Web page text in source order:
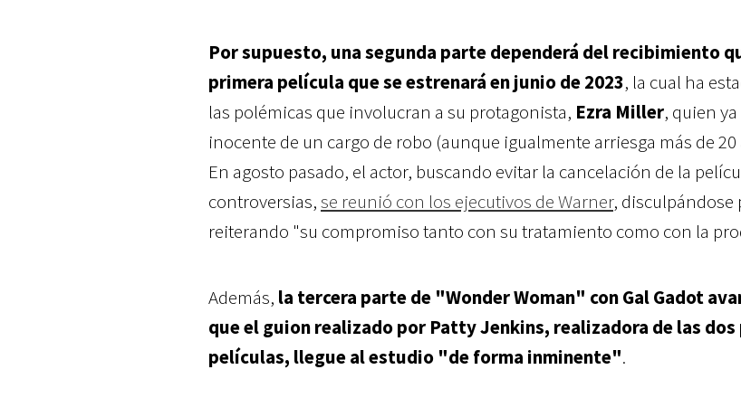
Por supuesto, una segunda parte dependerá del recibimiento
primera película que se estrenará en junio de 2023, la cual ha
las polémicas que involucran a su protagonista, Ezra Miller, quien
inocente de un cargo de robo (aunque igualmente arriesga más de 20
En agosto pasado, el actor, buscando evitar la cancelación de la
controversias,se reunió con los ejecutivos de Warner, disculpándose
reiterando "su compromiso tanto con su tratamiento como con la
Además, la tercera parte de "Wonder Woman" con Gal Gadot
que el guion realizado por Patty Jenkins, realizadora de las dos
películas, llegue al estudio "de forma inminente".